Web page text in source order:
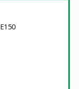
E150